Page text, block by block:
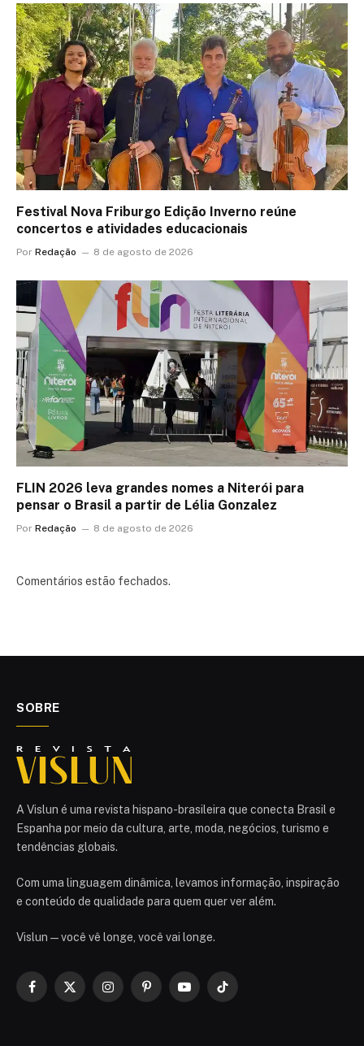
Festival Nova Friburgo Edição Inverno reúne
concertos e atividades educacionais
Por Redação 8 de agosto de 2026
FLIN 2026 leva grandes nomes a Niterói para
pensar o Brasil a partir de Lélia Gonzalez
Por Redação 8 de agosto de 2026
Comentários estão fechados.
SOBRE
A Vislun é uma revista hispano-brasileira que conecta Brasil e
Espanha por meio da cultura, arte, moda, negócios, turismo e
tendências globais.
Com uma linguagem dinâmica, levamos informação, inspiração
e conteúdo de qualidade para quem quer ver além.
Vislun — você vê longe, você vai longe.
Facebook
X
InstagramPinterestYouTubeTikTok